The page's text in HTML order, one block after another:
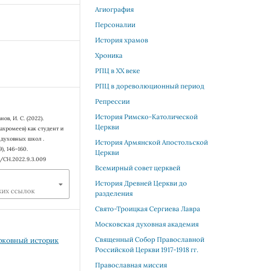
И. С. (2022).
как студент и
школ .
146–160.
ссылок
историк
Агиография
Персоналии
История храмов
Хроника
РПЦ в XX веке
РПЦ в дореволюционный период
Репрессии
История Римско-Католической
Церкви
История Армянской Апостольской
Церкви
Всемирный совет церквей
История Древней Церкви до
разделения
Свято-Троицкая Сергиева Лавра
Московская духовная академия
Священный Собор Православной
Российской Церкви 1917-1918 гг.
Православная миссия